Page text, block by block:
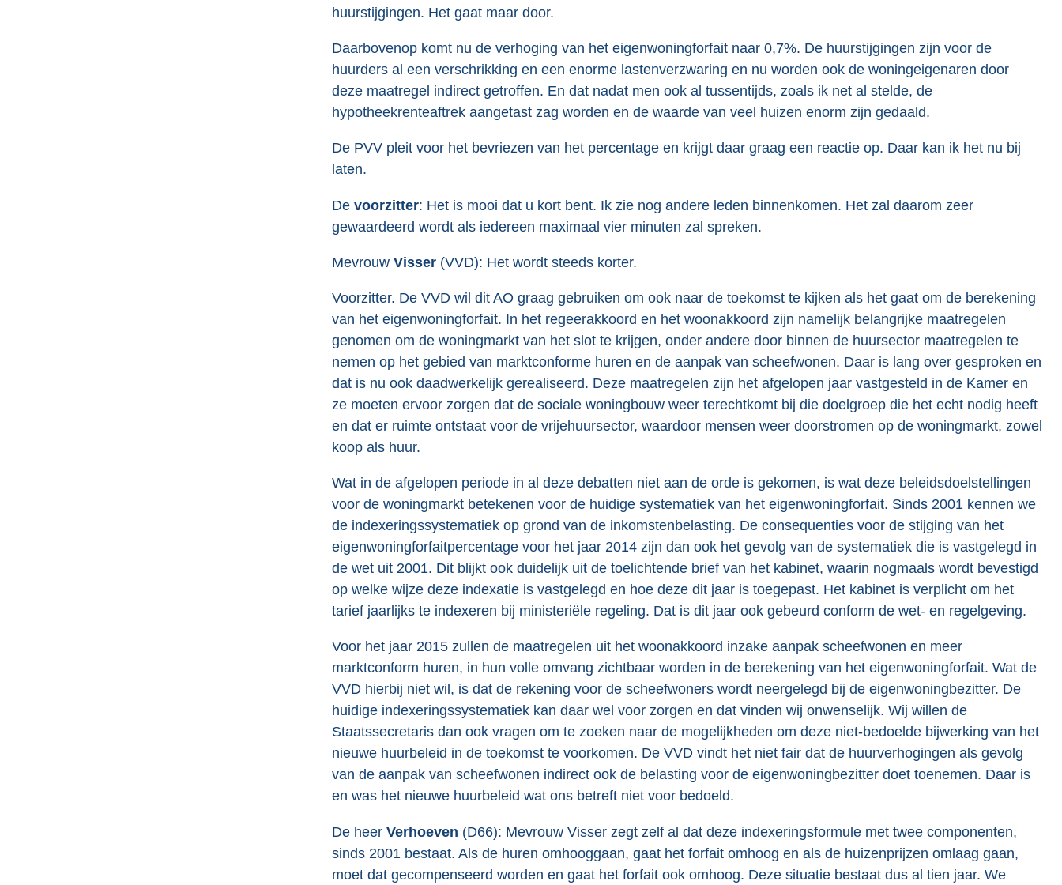
huurstijgingen. Het gaat maar door.
Daarbovenop komt nu de verhoging van het eigenwoningforfait naar 0,7%. De huurstijgingen zijn voor de
huurders al een verschrikking en een enorme lastenverzwaring en nu worden ook de woningeigenaren door
deze maatregel indirect getroffen. En dat nadat men ook al tussentijds, zoals ik net al stelde, de
hypotheekrenteaftrek aangetast zag worden en de waarde van veel huizen enorm zijn gedaald.
De PVV pleit voor het bevriezen van het percentage en krijgt daar graag een reactie op. Daar kan ik het nu bij
laten.
De voorzitter: Het is mooi dat u kort bent. Ik zie nog andere leden binnenkomen. Het zal daarom zeer
gewaardeerd wordt als iedereen maximaal vier minuten zal spreken.
Mevrouw Visser (VVD): Het wordt steeds korter.
Voorzitter. De VVD wil dit AO graag gebruiken om ook naar de toekomst te kijken als het gaat om de berekening
van het eigenwoningforfait. In het regeerakkoord en het woonakkoord zijn namelijk belangrijke maatregelen
genomen om de woningmarkt van het slot te krijgen, onder andere door binnen de huursector maatregelen te
nemen op het gebied van marktconforme huren en de aanpak van scheefwonen. Daar is lang over gesproken en
dat is nu ook daadwerkelijk gerealiseerd. Deze maatregelen zijn het afgelopen jaar vastgesteld in de Kamer en
ze moeten ervoor zorgen dat de sociale woningbouw weer terechtkomt bij die doelgroep die het echt nodig heeft
en dat er ruimte ontstaat voor de vrijehuursector, waardoor mensen weer doorstromen op de woningmarkt, zowel
koop als huur.
Wat in de afgelopen periode in al deze debatten niet aan de orde is gekomen, is wat deze beleidsdoelstellingen
voor de woningmarkt betekenen voor de huidige systematiek van het eigenwoningforfait. Sinds 2001 kennen we
de indexeringssystematiek op grond van de inkomstenbelasting. De consequenties voor de stijging van het
eigenwoningforfaitpercentage voor het jaar 2014 zijn dan ook het gevolg van de systematiek die is vastgelegd in
de wet uit 2001. Dit blijkt ook duidelijk uit de toelichtende brief van het kabinet, waarin nogmaals wordt bevestigd
op welke wijze deze indexatie is vastgelegd en hoe deze dit jaar is toegepast. Het kabinet is verplicht om het
tarief jaarlijks te indexeren bij ministeriële regeling. Dat is dit jaar ook gebeurd conform de wet- en regelgeving.
Voor het jaar 2015 zullen de maatregelen uit het woonakkoord inzake aanpak scheefwonen en meer
marktconform huren, in hun volle omvang zichtbaar worden in de berekening van het eigenwoningforfait. Wat de
VVD hierbij niet wil, is dat de rekening voor de scheefwoners wordt neergelegd bij de eigenwoningbezitter. De
huidige indexeringssystematiek kan daar wel voor zorgen en dat vinden wij onwenselijk. Wij willen de
Staatssecretaris dan ook vragen om te zoeken naar de mogelijkheden om deze niet-bedoelde bijwerking van het
nieuwe huurbeleid in de toekomst te voorkomen. De VVD vindt het niet fair dat de huurverhogingen als gevolg
van de aanpak van scheefwonen indirect ook de belasting voor de eigenwoningbezitter doet toenemen. Daar is
en was het nieuwe huurbeleid wat ons betreft niet voor bedoeld.
De heer Verhoeven (D66): Mevrouw Visser zegt zelf al dat deze indexeringsformule met twee componenten,
sinds 2001 bestaat. Als de huren omhooggaan, gaat het forfait omhoog en als de huizenprijzen omlaag gaan,
moet dat gecompenseerd worden en gaat het forfait ook omhoog. Deze situatie bestaat dus al tien jaar. We